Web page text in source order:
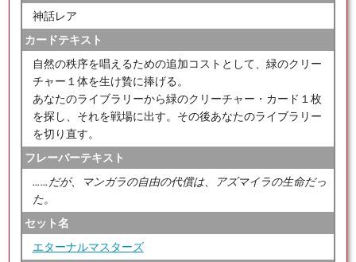
神話レア
カードテキスト
自然の秩序を唱えるための追加コストとして、緑のクリー
チャー１体を生け贄に捧げる。
あなたのライブラリーから緑のクリーチャー・カード１枚
を探し、それを戦場に出す。その後あなたのライブラリー
を切り直す。
フレーバーテキスト
……だが、マンガラの自由の代償は、アズマイラの生命だっ
た。
セット名
エターナルマスターズ